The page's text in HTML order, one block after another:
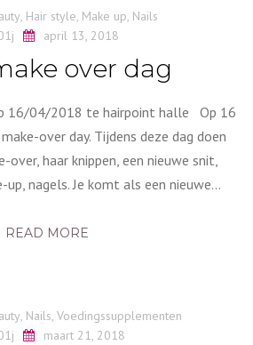
, Hair style, Make up, Nails
april 13, 2018
over dag
16/04/2018 te hairpoint halle Op 16
over day. Tijdens deze dag doen
over, haar knippen, een nieuwe snit,
up, nagels. Je komt als een nieuwe…
READ MORE
, Nails, Voedingssupplementen
maart 21, 2018